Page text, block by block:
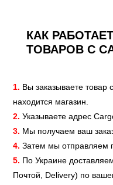
КАК
ТОВАРОВ С
1. Вы заказываете товар
находится магазин.
2. Указываете адрес
3. Мы получаем ваш
4. Затем мы отправляем
5. По Украине
Почтой, Delivery) по